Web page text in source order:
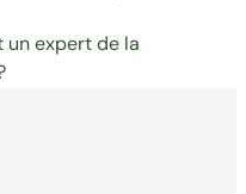
un expert de la